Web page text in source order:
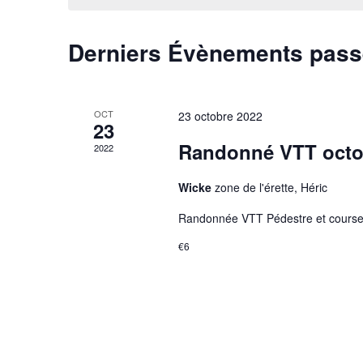
Derniers Évènements
OCT
23
2022
23 octobre 2022
Randonné VTT
Wicke zone de l'érette, Héric
Randonnée VTT Pédestre et
€6